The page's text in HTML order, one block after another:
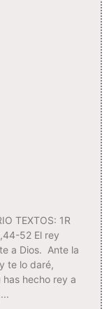
TEXTOS: 1R
52 El rey
a Dios. Ante la
te lo daré,
hecho rey a